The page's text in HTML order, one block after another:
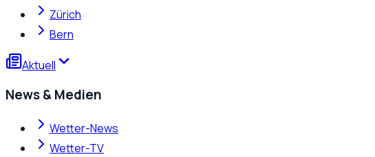
Zürich
Bern
Aktuell
News & Medien
Wetter-News
Wetter-TV